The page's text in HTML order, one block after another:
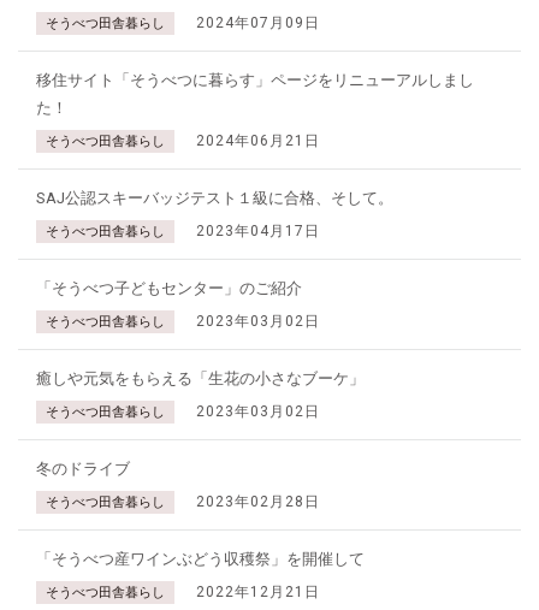
そうべつ田舎暮らし 2024年07月09日
移住サイト「そうべつに暮らす」ページをリニューアルしまし
た！
そうべつ田舎暮らし 2024年06月21日
SAJ公認スキーバッジテスト１級に合格、そして。
そうべつ田舎暮らし 2023年04月17日
「そうべつ子どもセンター」のご紹介
そうべつ田舎暮らし 2023年03月02日
癒しや元気をもらえる「生花の小さなブーケ」
そうべつ田舎暮らし 2023年03月02日
冬のドライブ
そうべつ田舎暮らし 2023年02月28日
「そうべつ産ワインぶどう収穫祭」を開催して
そうべつ田舎暮らし 2022年12月21日